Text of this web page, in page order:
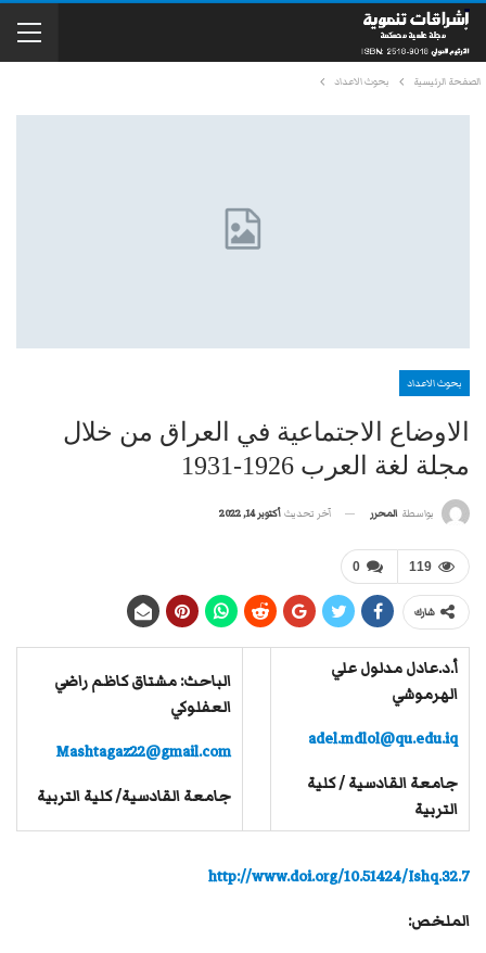
الصفحة الرئيسية بحوث الاعداد
بحوث الاعداد
الاوضاع الاجتماعية في العراق من خلال
مجلة لغة العرب 1926-1931
بواسطة المحرر آخر تحديث أكتوبر 14, 2022
0 119
شارك
أ.د.عادل مدلول علي
الهرموشي
adel.mdlol@qu.edu.iq
جامعة القادسية / كلية
التربية
الباحث: مشتاق كاظم راضي
العفلوكي
Mashtagaz22@gmail.com
جامعة القادسية/ كلية التربية
http://www.doi.org/10.51424/Ishq.32.7
الملخص: